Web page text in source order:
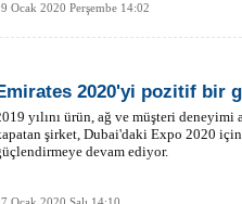
Ocak 2020 Perşembe 14:02
2020'yi pozitif bir
yılını ürün, ağ ve müşteri
şirket, Dubai'daki Expo 2020
devam ediyor.